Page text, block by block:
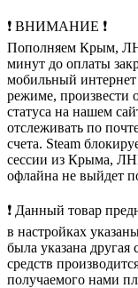
❗️ ВНИМАНИЕ ❗️
Пополняем Крым,
минут до оплаты
мобильный интернет
режиме, произвести
статуса на нашем
отслеживать по
счета. Steam
сессии из Крыма,
офлайна не выйдет
❗️ Данный товар
в настройках
была указана другая
средств
получаемого нами